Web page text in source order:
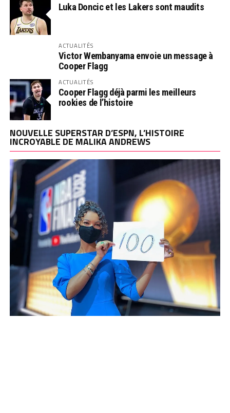
Luka Doncic et les Lakers sont maudits
ACTUALITÉS
Victor Wembanyama envoie un message à
Cooper Flagg
ACTUALITÉS
Cooper Flagg déjà parmi les meilleurs
rookies de l’histoire
NOUVELLE SUPERSTAR D’ESPN, L’HISTOIRE
INCROYABLE DE MALIKA ANDREWS